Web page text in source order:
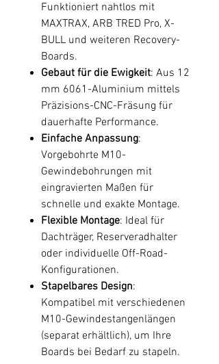
Funktioniert nahtlos mit
MAXTRAX, ARB TRED Pro, X-
BULL und weiteren Recovery-
Boards.
Gebaut für die Ewigkeit: Aus 12
mm 6061-Aluminium mittels
Präzisions-CNC-Fräsung für
dauerhafte Performance.
Einfache Anpassung:
Vorgebohrte M10-
Gewindebohrungen mit
eingravierten Maßen für
schnelle und exakte Montage.
Flexible Montage: Ideal für
Dachträger, Reserveradhalter
oder individuelle Off-Road-
Konfigurationen.
Stapelbares Design:
Kompatibel mit verschiedenen
M10-Gewindestangenlängen
(separat erhältlich), um Ihre
Boards bei Bedarf zu stapeln.